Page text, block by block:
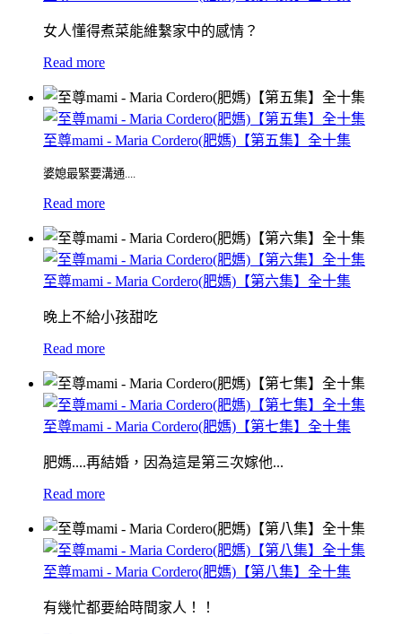
女人懂得煮菜能維繫家中的感情？
Read more
至尊mami - Maria Cordero(肥媽)【第五集】全十集
婆媳最緊要溝通....
Read more
至尊mami - Maria Cordero(肥媽)【第六集】全十集
晚上不給小孩甜吃
Read more
至尊mami - Maria Cordero(肥媽)【第七集】全十集
肥媽....再結婚，因為這是第三次嫁他...
Read more
至尊mami - Maria Cordero(肥媽)【第八集】全十集
有幾忙都要給時間家人！！